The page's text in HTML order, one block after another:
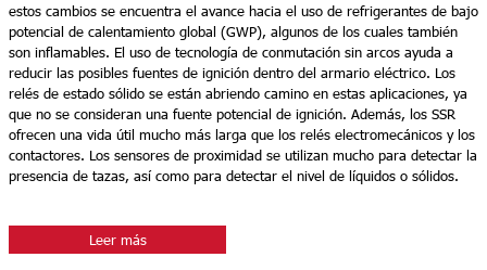
estos cambios se encuentra el avance hacia el uso de refrigerantes de bajo
potencial de calentamiento global (GWP), algunos de los cuales también
son inflamables. El uso de tecnología de conmutación sin arcos ayuda a
reducir las posibles fuentes de ignición dentro del armario eléctrico. Los
relés de estado sólido se están abriendo camino en estas aplicaciones, ya
que no se consideran una fuente potencial de ignición. Además, los SSR
ofrecen una vida útil mucho más larga que los relés electromecánicos y los
contactores. Los sensores de proximidad se utilizan mucho para detectar la
presencia de tazas, así como para detectar el nivel de líquidos o sólidos.
Leer más